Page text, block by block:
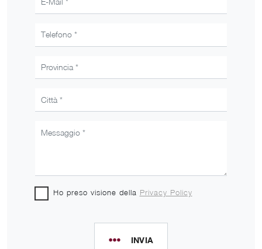
Ho preso visione della Privacy Policy
INVIA